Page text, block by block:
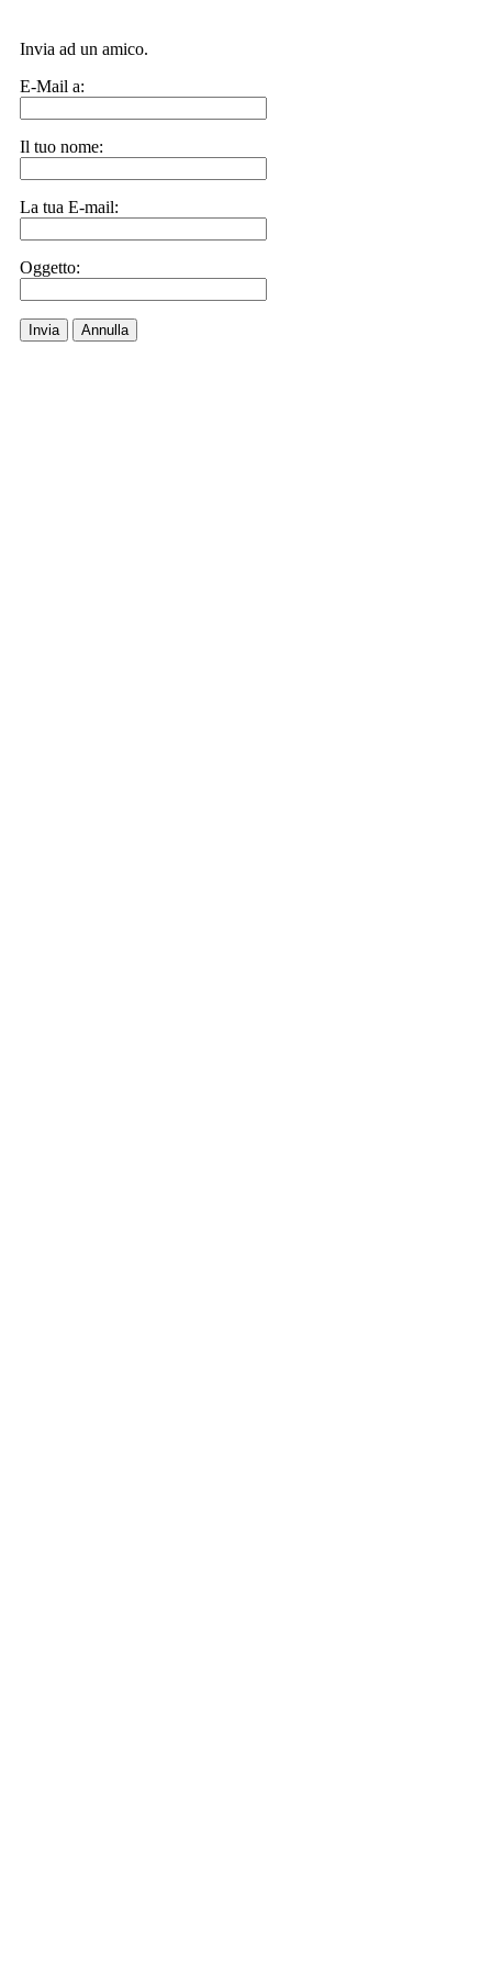
Invia ad un amico.
E-Mail a:
Il tuo nome:
La tua E-mail:
Oggetto:
Invia Annulla